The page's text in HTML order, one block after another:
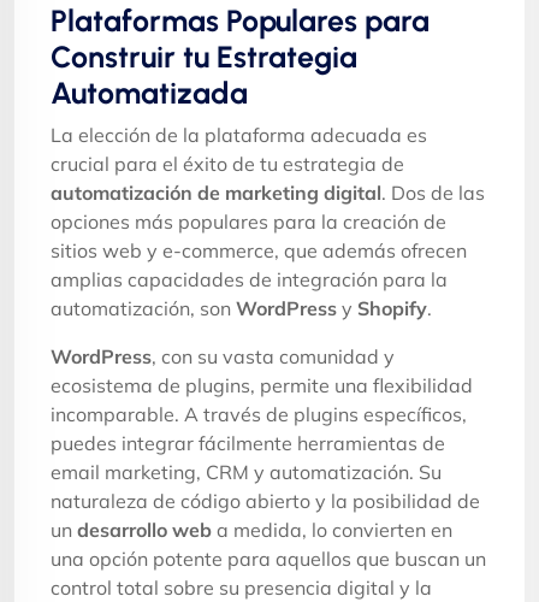
Plataformas Populares para
Construir tu Estrategia
Automatizada
La elección de la plataforma adecuada es
crucial para el éxito de tu estrategia de
automatización de marketing digital. Dos de las
opciones más populares para la creación de
sitios web y e-commerce, que además ofrecen
amplias capacidades de integración para la
automatización, son WordPress y Shopify.
WordPress, con su vasta comunidad y
ecosistema de plugins, permite una flexibilidad
incomparable. A través de plugins específicos,
puedes integrar fácilmente herramientas de
email marketing, CRM y automatización. Su
naturaleza de código abierto y la posibilidad de
un desarrollo web a medida, lo convierten en
una opción potente para aquellos que buscan un
control total sobre su presencia digital y la